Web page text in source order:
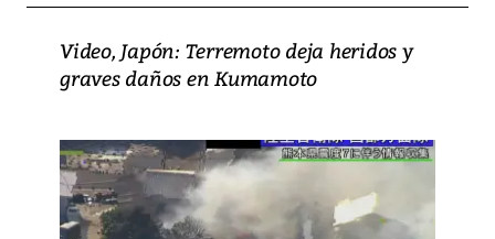
Video, Japón: Terremoto deja heridos y
graves daños en Kumamoto